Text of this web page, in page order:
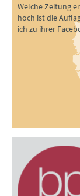
Welche Zeitung
hoch ist die
ich zu ihrer